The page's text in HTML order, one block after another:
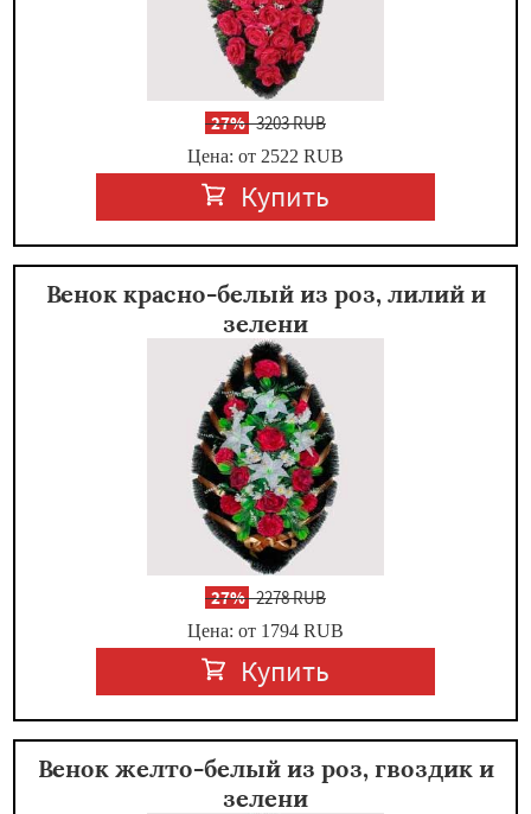
-27%3203 RUB
Цена: от 2522 RUB
Купить
Венок красно-белый из роз, лилий и
зелени
-27%2278 RUB
Цена: от 1794 RUB
Купить
Венок желто-белый из роз, гвоздик и
зелени